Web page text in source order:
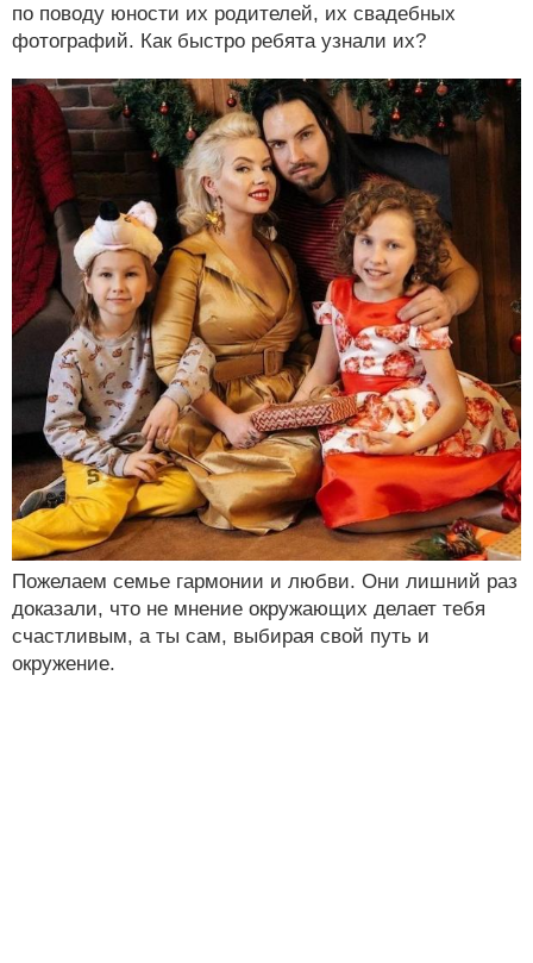
по поводу юности их родителей, их свадебных
фотографий. Как быстро ребята узнали их?
Пожелаем семье гармонии и любви. Они лишний раз
доказали, что не мнение окружающих делает тебя
счастливым, а ты сам, выбирая свой путь и
окружение.